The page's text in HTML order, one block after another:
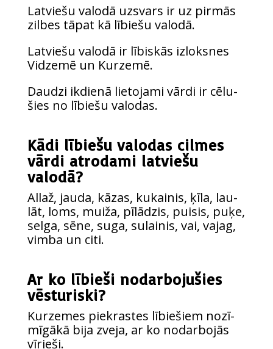
Lat­vie­šu valo­dā uzsvars ir uz pir­mās
zilbes tāpat kā lībie­šu valodā.
Lat­vie­šu valo­dā ir lībis­kās izlok­snes
Vidze­mē un Kurzemē.
Dau­dzi ikdie­nā lie­to­ja­mi vār­di ir cēlu­
šies no lībie­šu valodas.
Kādi lībiešu valodas cilmes
vārdi atrodami latviešu
valodā?
Allaž, jau­da, kāzas, kukai­nis, ķīla, lau­
lāt, loms, mui­ža, pīlā­dzis, pui­sis, puķe,
sel­ga, sēne, suga, sulai­nis, vai, vajag,
vim­ba un citi.
Ar ko lībieši nodarbojušies
vēsturiski?
Kur­ze­mes pie­kras­tes lībie­šiem nozī­
mī­gā­kā bija zve­ja, ar ko nodar­bo­jās
vīrieši.